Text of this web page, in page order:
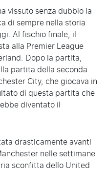
vissuto senza dubbio la
di sempre nella storia
Al fischio finale, il
alla Premier League
Dopo la partita,
partita della seconda
City, che giocava in
di questa partita che
diventato il
drasticamente avanti
nelle settimane
sconfitta dello United